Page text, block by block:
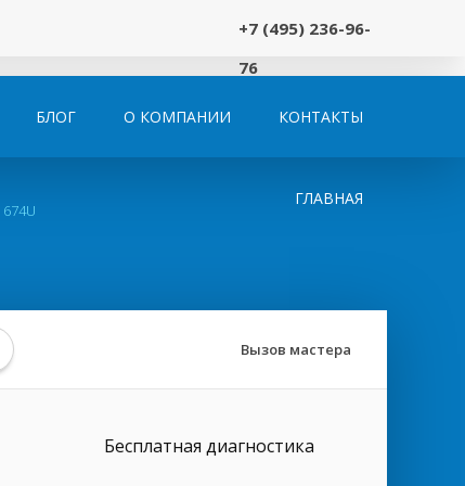
+7 (495) 236-96-
76
КОНТАКТЫ
О КОМПАНИИ
БЛОГ
ГЛАВНАЯ
Вызов мастера
Бесплатная диагностика